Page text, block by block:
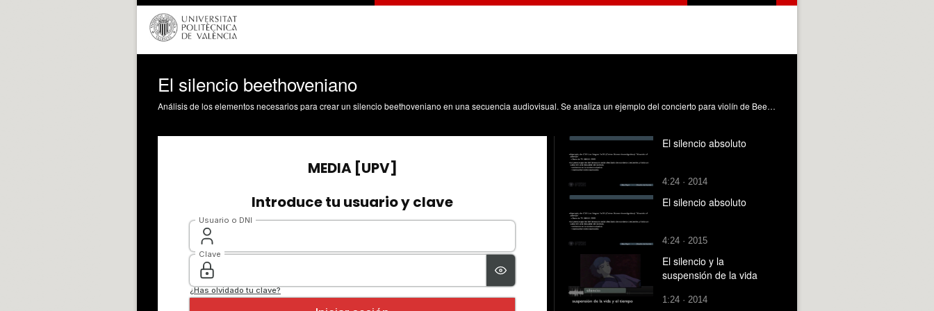
El silencio beethoveniano
Análisis de los elementos necesarios para crear un silencio beethoveniano en una secuencia audiovisual. Se analiza un ejemplo del concierto para violín de Beethoven y dos secuencias de "Muerte de un ciclista" de Bardem Payri Lambert, BG. (2010). El silencio beethoveniano. Universitat Politècnica de València. https://riunet.upv.es/handle/10251/8066
El silencio absoluto
4:24 · 2014
El silencio absoluto
4:24 · 2015
El silencio y la
suspensión de la vida
1:24 · 2014